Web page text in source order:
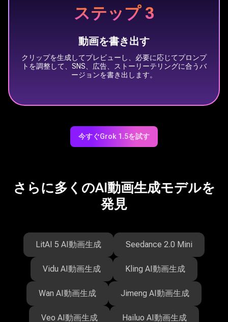
ステップ 3
動画を書き出す
クリップを生成してプレビューし、必要に応じてプロンプ
トを調整して、SNS、広告、ストーリーテリングに合うバ
ージョンを書き出します。
今すぐGrok 1.5を試す
さらに多くのAI動画生成モデルを
発見
LitAI 5 AI動画生成 Seedance 2.0 Mini
Vidu AI動画生成 Kling AI動画生成
Wan AI動画生成 Jimeng AI動画生成
Veo AI動画生成 Hailuo AI動画生成